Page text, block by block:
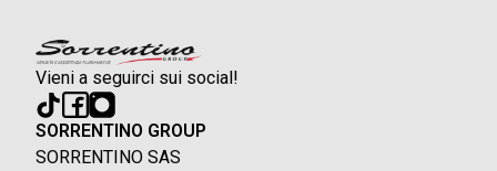
Vieni a seguirci sui social!
SORRENTINO GROUP
SORRENTINO SAS